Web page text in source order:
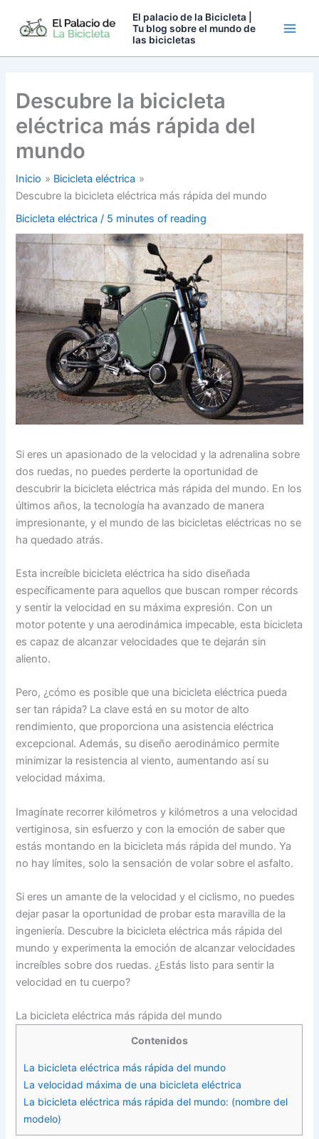
El palacio de la Bicicleta |
Tu blog sobre el mundo de
las bicicletas
Descubre la bicicleta
eléctrica más rápida del
mundo
Inicio
Bicicleta eléctrica
Descubre la bicicleta eléctrica más rápida del mundo
Bicicleta eléctrica / 5 minutes of reading
Si eres un apasionado de la velocidad y la adrenalina sobre
dos ruedas, no puedes perderte la oportunidad de
descubrir la bicicleta eléctrica más rápida del mundo. En los
últimos años, la tecnología ha avanzado de manera
impresionante, y el mundo de las bicicletas eléctricas no se
ha quedado atrás.
Esta increíble bicicleta eléctrica ha sido diseñada
específicamente para aquellos que buscan romper récords
y sentir la velocidad en su máxima expresión. Con un
motor potente y una aerodinámica impecable, esta bicicleta
es capaz de alcanzar velocidades que te dejarán sin
aliento.
Pero, ¿cómo es posible que una bicicleta eléctrica pueda
ser tan rápida? La clave está en su motor de alto
rendimiento, que proporciona una asistencia eléctrica
excepcional. Además, su diseño aerodinámico permite
minimizar la resistencia al viento, aumentando así su
velocidad máxima.
Imagínate recorrer kilómetros y kilómetros a una velocidad
vertiginosa, sin esfuerzo y con la emoción de saber que
estás montando en la bicicleta más rápida del mundo. Ya
no hay límites, solo la sensación de volar sobre el asfalto.
Si eres un amante de la velocidad y el ciclismo, no puedes
dejar pasar la oportunidad de probar esta maravilla de la
ingeniería. Descubre la bicicleta eléctrica más rápida del
mundo y experimenta la emoción de alcanzar velocidades
increíbles sobre dos ruedas. ¿Estás listo para sentir la
velocidad en tu cuerpo?
La bicicleta eléctrica más rápida del mundo
Contenidos
La bicicleta eléctrica más rápida del mundo
La velocidad máxima de una bicicleta eléctrica
La bicicleta eléctrica más rápida del mundo: (nombre del
modelo)